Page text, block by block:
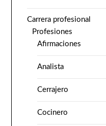
Carrera profesional
Profesiones
Afirmaciones
Analista
Cerrajero
Cocinero